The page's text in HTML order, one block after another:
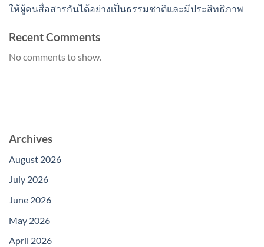
ให้ผู้คนสื่อสารกันได้อย่างเป็นธรรมชาติและมีประสิทธิภาพ
Recent Comments
No comments to show.
Archives
August 2026
July 2026
June 2026
May 2026
April 2026